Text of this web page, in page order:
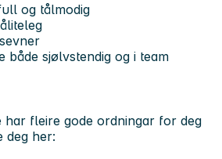
og tålmodig
både sjølvstendig og i team
har fleire gode ordningar for deg
deg her: